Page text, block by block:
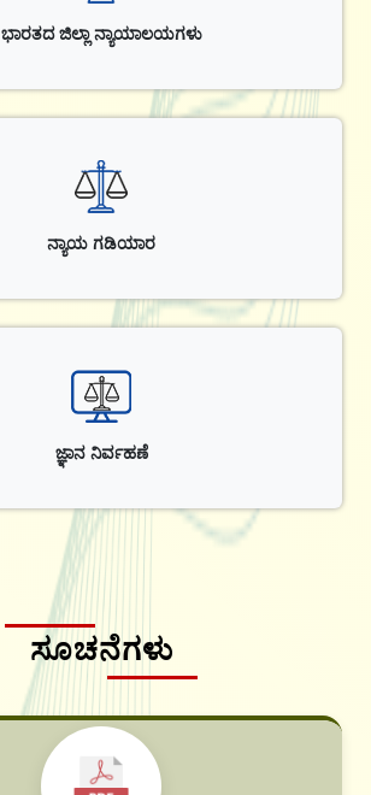
ಭಾರತದ ಜಿಲ್ಲಾ ನ್ಯಾಯಾಲಯಗಳು
ನ್ಯಾಯ ಗಡಿಯಾರ
ಜ್ಞಾನ ನಿರ್ವಹಣೆ
ಸೂಚನೆಗಳು